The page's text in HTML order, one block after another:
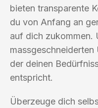
bieten transparente
du von Anfang an
auf dich zukommen.
der deinen
entspricht.
Überzeuge dich